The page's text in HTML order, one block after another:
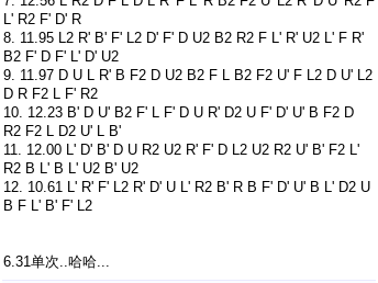
L' R2 F' D' R
8. 11.95 L2 R' B' F' L2 D' F' D U2 B2 R2 F L' R' U2 L' F R'
B2 F' D F' L' D' U2
9. 11.97 D U L R' B F2 D U2 B2 F L B2 F2 U' F L2 D U' L2
D R F2 L F' R2
10. 12.23 B' D U' B2 F' L F' D U R' D2 U F' D' U' B F2 D
R2 F2 L D2 U' L B'
11. 12.00 L' D' B' D U R2 U2 R' F' D L2 U2 R2 U' B' F2 L'
R2 B L' B L' U2 B' U2
12. 10.61 L' R' F' L2 R' D' U L' R2 B' R B F' D' U' B L' D2 U
B F L' B' F' L2
6.31单次..哈哈...